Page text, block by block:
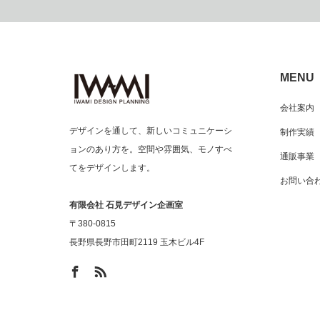
MENU
会社案内
制作実績
通販事業
お問い合
デザインを通して、新しいコミュニケーシ
ョンのあり方を。空間や雰囲気、モノすべ
てをデザインします。
有限会社 石見デザイン企画室
〒380-0815
長野県長野市田町2119 玉木ビル4F